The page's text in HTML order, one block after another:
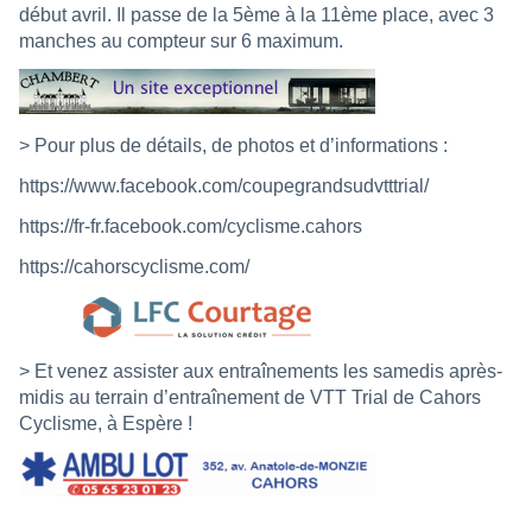
début avril. Il passe de la 5ème à la 11ème place, avec 3
manches au compteur sur 6 maximum.
> Pour plus de détails, de photos et d’informations :
https://www.facebook.com/coupegrandsudvtttrial/
https://fr-fr.facebook.com/cyclisme.cahors
https://cahorscyclisme.com/
> Et venez assister aux entraînements les samedis après-
midis au terrain d’entraînement de VTT Trial de Cahors
Cyclisme, à Espère !